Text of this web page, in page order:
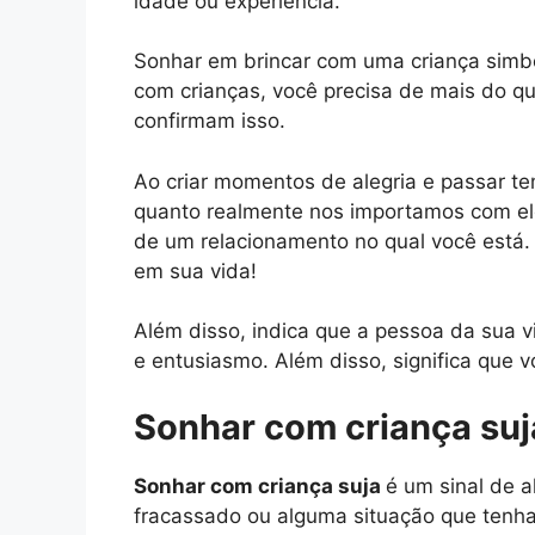
Sonhar em brincar com uma criança
com crianças, você precisa de mais do
confirmam isso.
Ao criar momentos de alegria e passar
quanto realmente nos importamos com
de um relacionamento no qual você
em sua vida!
Além disso, indica que a pessoa da sua
e entusiasmo. Além disso, significa que
Sonhar com criança
Sonhar com criança suja é um sinal de
fracassado ou alguma situação que